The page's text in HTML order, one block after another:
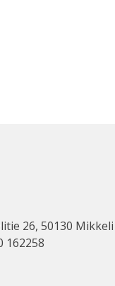
26, 50130 Mikkeli
162258